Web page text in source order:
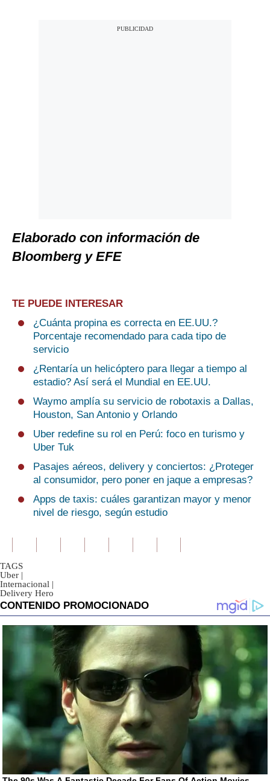
Elaborado con información de
Bloomberg y EFE
TE PUEDE INTERESAR
¿Cuánta propina es correcta en EE.UU.?
Porcentaje recomendado para cada tipo de
servicio
¿Rentaría un helicóptero para llegar a tiempo al
estadio? Así será el Mundial en EE.UU.
Waymo amplía su servicio de robotaxis a Dallas,
Houston, San Antonio y Orlando
Uber redefine su rol en Perú: foco en turismo y
Uber Tuk
Pasajes aéreos, delivery y conciertos: ¿Proteger
al consumidor, pero poner en jaque a empresas?
Apps de taxis: cuáles garantizan mayor y menor
nivel de riesgo, según estudio
TAGS
Uber |
Internacional |
Delivery Hero